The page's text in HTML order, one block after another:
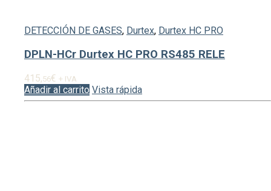
DETECCIÓN DE GASES, Durtex, Durtex HC PRO
DPLN-HCr Durtex HC PRO RS485 RELE
415,56€ + IVA
Añadir al carrito Vista rápida